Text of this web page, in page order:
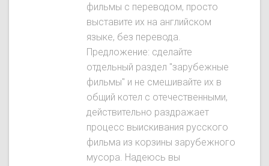
фильмы с переводом, просто
выставите их на английском
языке, без перевода.
Предложение: сделайте
отдельный раздел "зарубежные
фильмы" и не смешивайте их в
общий котел с отечественными,
действительно раздражает
процесс выискивания русского
фильма из корзины зарубежного
мусора. Надеюсь вы